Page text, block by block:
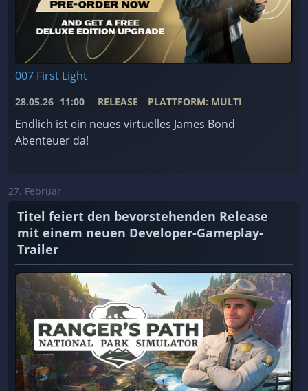
007 First Light
28.05.26 11:00 RELEASE PLATTFORM: MULTI
Endlich ist ein neues virtuelles James Bond
Abenteuer da!
27. Februar
Titel feiert den bevorstehenden Release
mit einem neuen Developer-Gameplay-
Trailer